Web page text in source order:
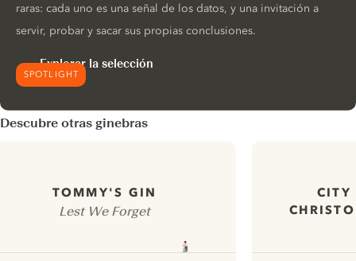
SPOTLIGHT
raras: cada uno es una señal de los datos, y una invitación a
servir, probar y sacar sus propias conclusiones.
Explorar la selección
Descubre otras ginebras
TOMMY'S GIN
Lest We Forget
CITY